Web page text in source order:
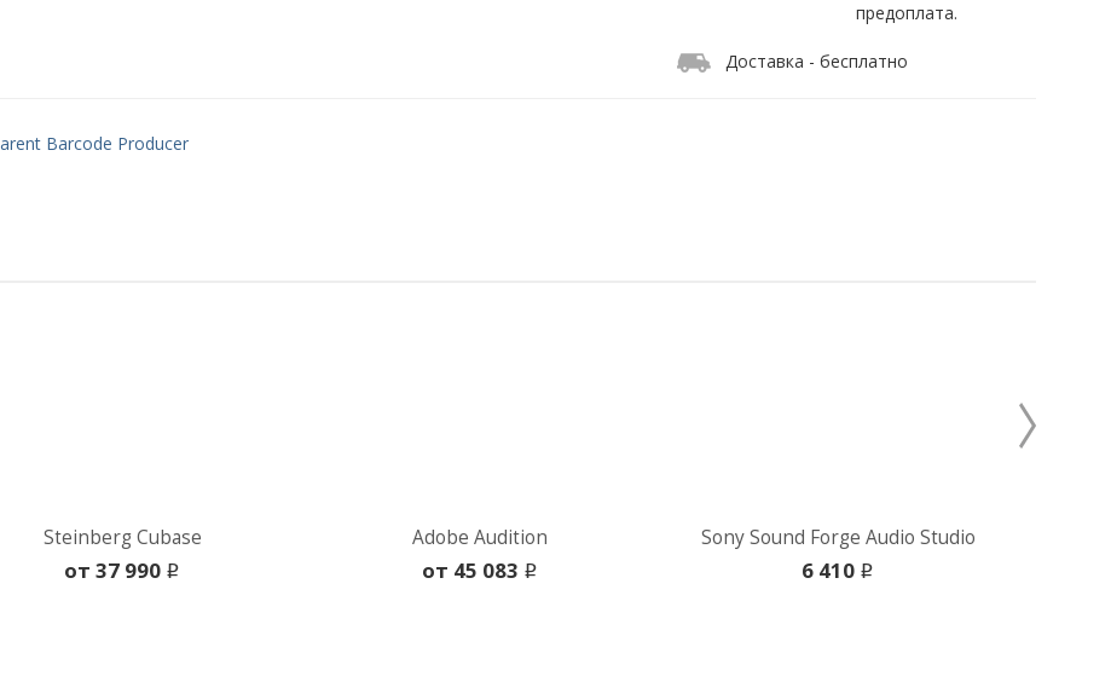
предоплата.
Доставка - бесплатно
Barcode Producer
Steinberg Cubase
oт 37 990 i
Adobe Audition
oт 45 083 i
Sony Sound Forge Audio Studio
6 410 i